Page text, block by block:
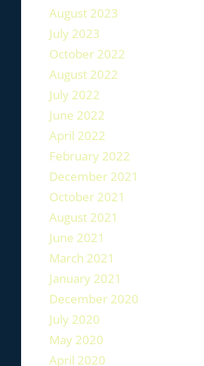
August 2023
July 2023
October 2022
August 2022
July 2022
June 2022
April 2022
February 2022
December 2021
October 2021
August 2021
June 2021
March 2021
January 2021
December 2020
July 2020
May 2020
April 2020